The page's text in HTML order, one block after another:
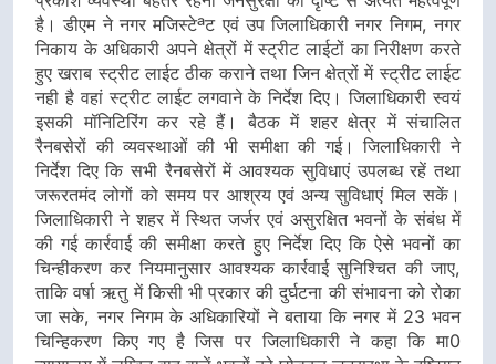
है। डीएम ने नगर मजिस्टेªट एवं उप जिलाधिकारी नगर निगम, नगर
निकाय के अधिकारी अपने क्षेत्रों में स्ट्रीट लाईटों का निरीक्षण करते
हुए खराब स्ट्रीट लाईट ठीक कराने तथा जिन क्षेत्रों में स्ट्रीट लाईट
नही है वहां स्ट्रीट लाईट लगवाने के निर्देश दिए। जिलाधिकारी स्वयं
इसकी मॉनिटिरिंग कर रहे हैं। बैठक में शहर क्षेत्र में संचालित
रैनबसेरों की व्यवस्थाओं की भी समीक्षा की गई। जिलाधिकारी ने
निर्देश दिए कि सभी रैनबसेरों में आवश्यक सुविधाएं उपलब्ध रहें तथा
जरूरतमंद लोगों को समय पर आश्रय एवं अन्य सुविधाएं मिल सकें।
जिलाधिकारी ने शहर में स्थित जर्जर एवं असुरक्षित भवनों के संबंध में
की गई कार्रवाई की समीक्षा करते हुए निर्देश दिए कि ऐसे भवनों का
चिन्हीकरण कर नियमानुसार आवश्यक कार्रवाई सुनिश्चित की जाए,
ताकि वर्षा ऋतु में किसी भी प्रकार की दुर्घटना की संभावना को रोका
जा सके, नगर निगम के अधिकारियों ने बताया कि नगर में 23 भवन
चिन्हिकरण किए गए है जिस पर जिलाधिकारी ने कहा कि मा0